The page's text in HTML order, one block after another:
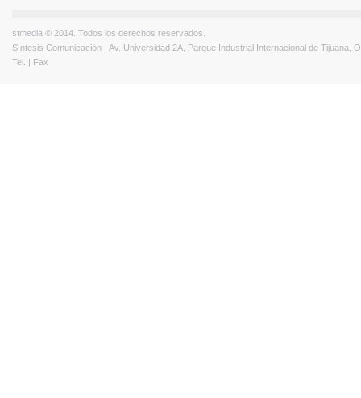
stmedia © 2014. Todos los derechos reservados.
Síntesis Comunicación - Av. Universidad 2A, Parque Industrial Internacional de Tijuana,
Tel. | Fax